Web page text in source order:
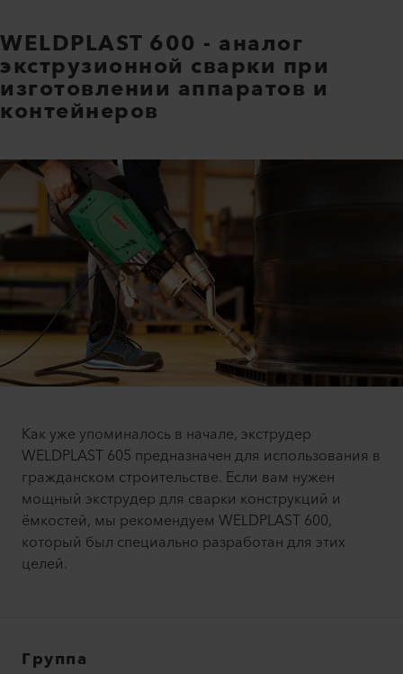
WELDPLAST 600 - аналог
экструзионной сварки при
изготовлении аппаратов и
контейнеров
Как уже упоминалось в начале, экструдер
WELDPLAST 605 предназначен для использования в
гражданском строительстве. Если вам нужен
мощный экструдер для сварки конструкций и
ёмкостей, мы рекомендуем WELDPLAST 600,
который был специально разработан для этих
целей.
Группа